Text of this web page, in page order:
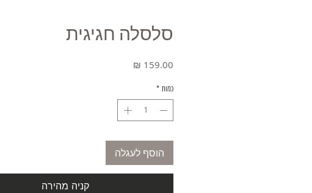
סלסלה חגיגית
כמות *
הוסף לעגלה
קניה מהירה